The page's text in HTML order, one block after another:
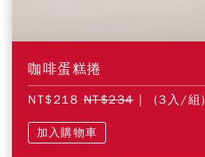
咖啡蛋糕捲
NT$218 NT$234| (3入/組)
加入購物車